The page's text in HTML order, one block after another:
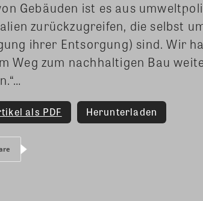
Gebäuden ist es aus
zurückzugreifen, die selbst
ihrer Entsorgung) sind. Wir
Weg zum nachhaltigen Bau
als PDF Herunterladen